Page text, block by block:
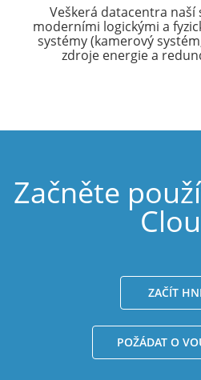
Veškerá datacentra naší
moderními logickými a
systémy (kamerový
zdroje energie a
Začněte
ZAČÍT
POŽÁDAT O